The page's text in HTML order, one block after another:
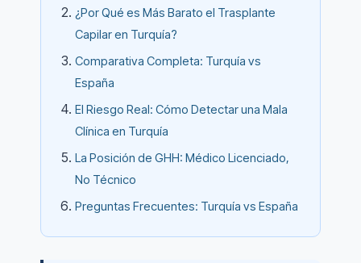
¿Por Qué es Más Barato el Trasplante
Capilar en Turquía?
Comparativa Completa: Turquía vs
España
El Riesgo Real: Cómo Detectar una Mala
Clínica en Turquía
La Posición de GHH: Médico Licenciado,
No Técnico
Preguntas Frecuentes: Turquía vs España